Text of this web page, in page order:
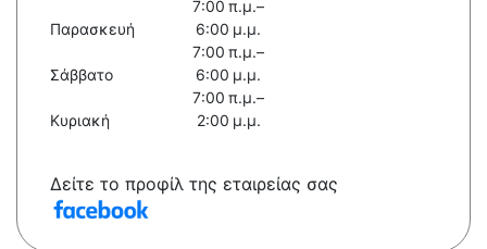
Παρασκευή
7:00 π.μ.–
6:00 μ.μ.
Σάββατο
7:00 π.μ.–
6:00 μ.μ.
Κυριακή
7:00 π.μ.–
2:00 μ.μ.
Δείτε το προφίλ της εταιρείας σας